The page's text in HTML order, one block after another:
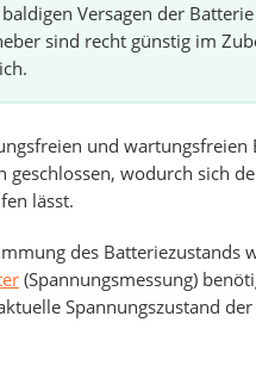
Versagen der
sind recht günstig im
und wartungsfreien
geschlossen, wodurch sich
lässt.
des Batteriezustands
(Spannungsmessung)
Spannungszustand